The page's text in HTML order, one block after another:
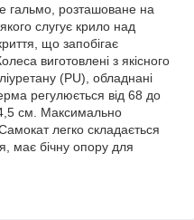
гальмо, розташоване на
слугує крило над
що запобігає
виготовлені з якісного
(PU), обладнані
регулюється від 68 до
см. Максимально
легко складається
має бічну опору для